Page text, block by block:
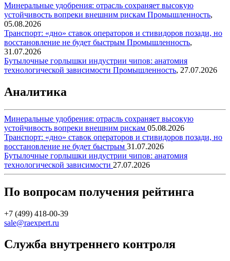
Минеральные удобрения: отрасль сохраняет высокую
устойчивость вопреки внешним рискам Промышленность,
05.08.2026
Транспорт: «дно» ставок операторов и стивидоров позади, но
восстановление не будет быстрым Промышленность,
31.07.2026
Бутылочные горлышки индустрии чипов: анатомия
технологической зависимости Промышленность, 27.07.2026
Аналитика
Минеральные удобрения: отрасль сохраняет высокую
устойчивость вопреки внешним рискам 05.08.2026
Транспорт: «дно» ставок операторов и стивидоров позади, но
восстановление не будет быстрым 31.07.2026
Бутылочные горлышки индустрии чипов: анатомия
технологической зависимости 27.07.2026
По вопросам получения рейтинга
+7 (499) 418-00-39
sale@raexpert.ru
Служба внутреннего контроля